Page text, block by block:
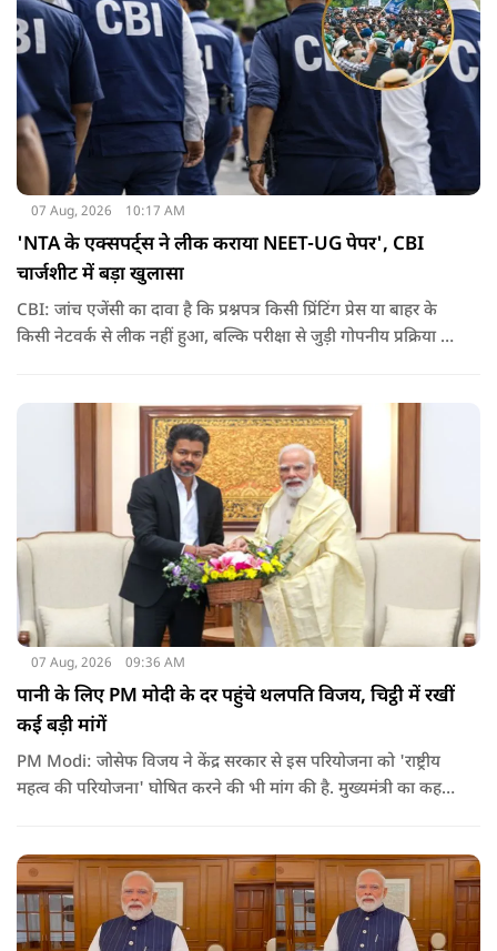
07 Aug, 2026 10:17 AM
'NTA के एक्सपर्ट्स ने लीक कराया NEET-UG पेपर', CBI
चार्जशीट में बड़ा खुलासा
CBI: जांच एजेंसी का दावा है कि प्रश्नपत्र किसी प्रिंटिंग प्रेस या बाहर के
किसी नेटवर्क से लीक नहीं हुआ, बल्कि परीक्षा से जुड़ी गोपनीय प्रक्रिया में
07 Aug, 2026 09:36 AM
पानी के लिए PM मोदी के दर पहुंचे थलपति विजय, चिट्ठी में रखीं
कई बड़ी मांगें
PM Modi: जोसेफ विजय ने केंद्र सरकार से इस परियोजना को 'राष्ट्रीय
महत्व की परियोजना' घोषित करने की भी मांग की है. मुख्यमंत्री का कहना
की समस्या को काफी हद तक कम किया जा सकता है.